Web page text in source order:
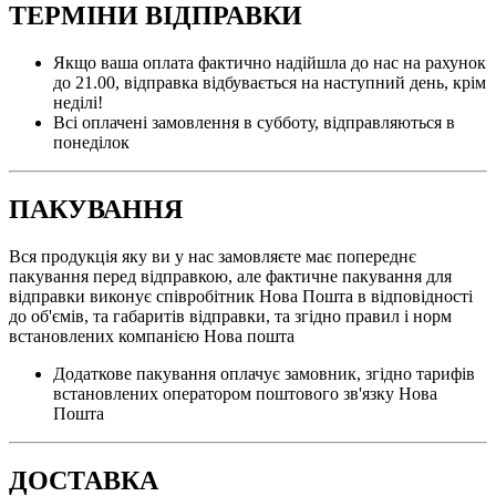
ТЕРМІНИ ВІДПРАВКИ
Якщо ваша оплата фактично надійшла до нас на рахунок
до 21.00, відправка відбувається на наступний день, крім
неділі!
Всі оплачені замовлення в субботу, відправляються в
понеділок
ПАКУВАННЯ
Вся продукція яку ви у нас замовляєте має попереднє
пакування перед відправкою, але фактичне пакування для
відправки виконує співробітник Нова Пошта в відповідності
до об'ємів, та габаритів відправки, та згідно правил і норм
встановлених компанією Нова пошта
Додаткове пакування оплачує замовник, згідно тарифів
встановлених оператором поштового зв'язку Нова
Пошта
ДОСТАВКА